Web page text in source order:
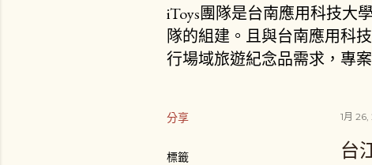
iToys團隊是台南應用科技大
隊的組建。且與台南應用科
行場域旅遊紀念品需求，專
分享
標籤
1月
台